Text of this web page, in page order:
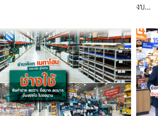
งบ…